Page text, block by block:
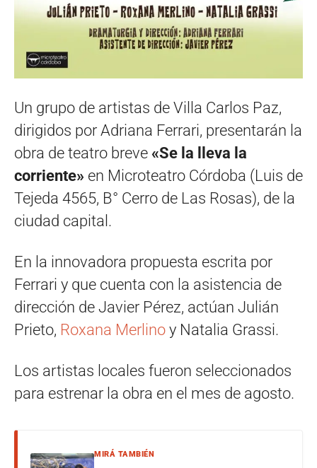
Un grupo de artistas de Villa Carlos Paz,
dirigidos por Adriana Ferrari, presentarán la
obra de teatro breve «Se la lleva la
corriente» en Microteatro Córdoba (Luis de
Tejeda 4565, B° Cerro de Las Rosas), de la
ciudad capital.
En la innovadora propuesta escrita por
Ferrari y que cuenta con la asistencia de
dirección de Javier Pérez, actúan Julián
Prieto, Roxana Merlino y Natalia Grassi.
Los artistas locales fueron seleccionados
para estrenar la obra en el mes de agosto.
MIRÁ TAMBIÉN